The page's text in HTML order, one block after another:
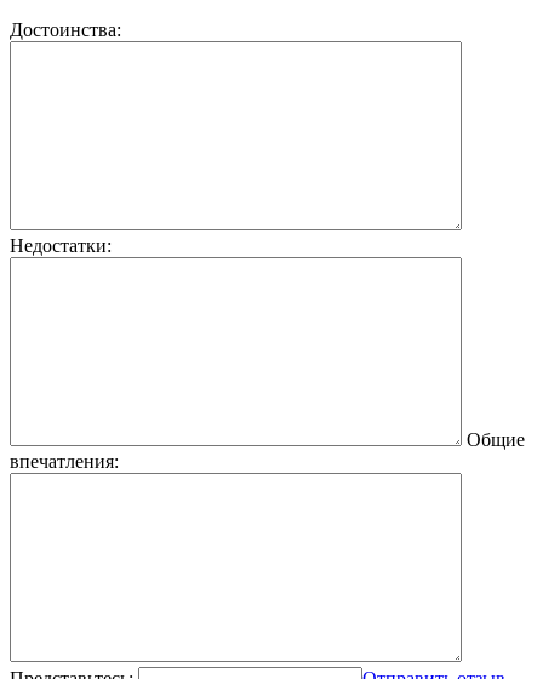
Достоинства:
Недостатки:
Общие
впечатления: